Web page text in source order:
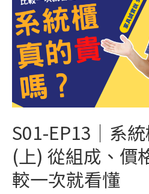
S01-EP13｜系
(上) 從組成、價
較一次就看懂